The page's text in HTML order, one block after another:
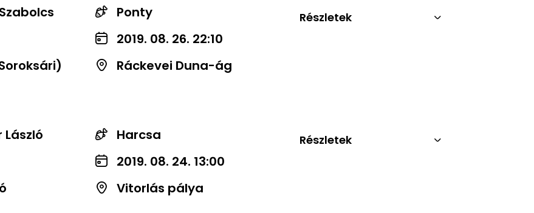
Ponty
2019. 08. 26. 22:10
Ráckevei Duna-ág
Részletek
László
Harcsa
2019. 08. 24. 13:00
Vitorlás pálya
Részletek